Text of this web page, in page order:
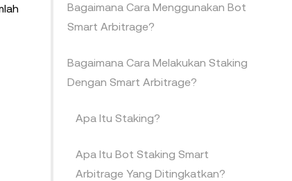
Bagaimana Cara Menggunakan Bot
Smart Arbitrage?
Bagaimana Cara Melakukan Staking
Dengan Smart Arbitrage?
Apa Itu Staking?
Apa Itu Bot Staking Smart
Arbitrage Yang Ditingkatkan?